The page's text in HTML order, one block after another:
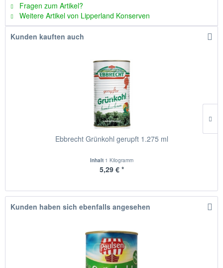
Fragen zum Artikel?
Weitere Artikel von Lipperland Konserven
Kunden kauften auch
Ebbrecht Grünkohl gerupft 1.275 ml
Inhalt 1 Kilogramm
5,29 € *
Kunden haben sich ebenfalls angesehen